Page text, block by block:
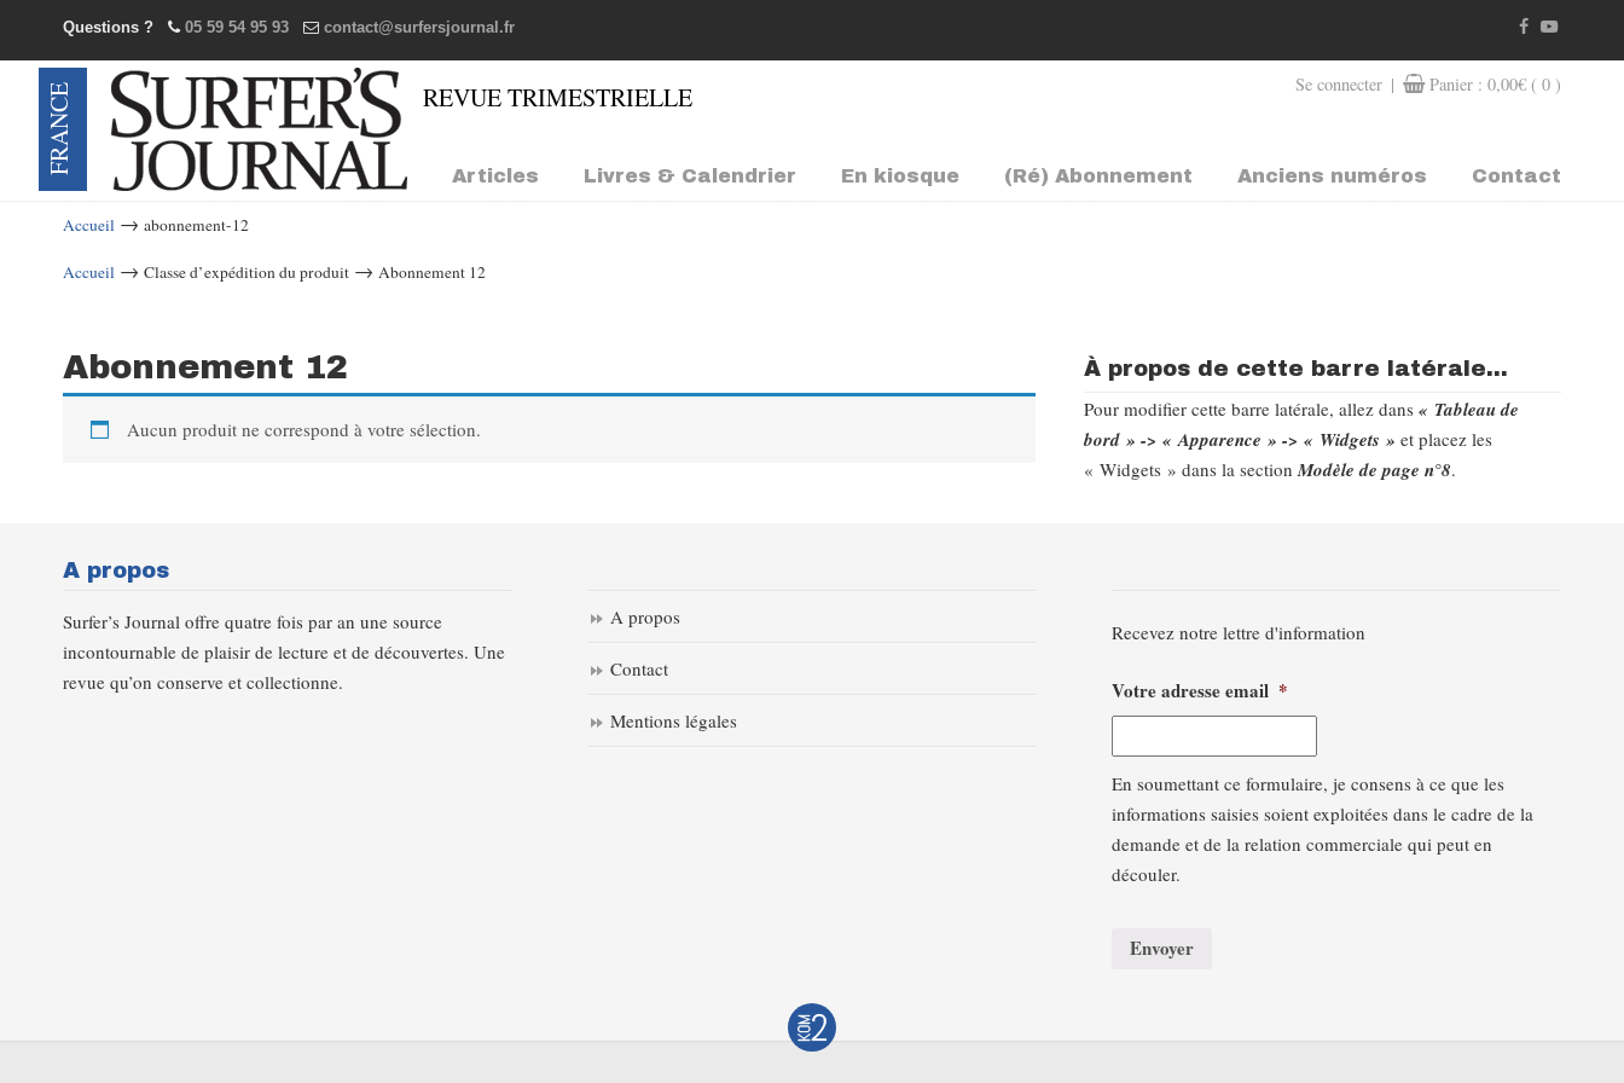
Questions ? 05 59 54 95 93 contact@surfersjournal.fr
Se connecter | Panier : 0,00€ ( 0 )
Articles Livres & Calendrier En kiosque (Ré) Abonnement Anciens numéros Contact
Navigation
Accueil → abonnement-12
Accueil → Classe d’expédition du produit → Abonnement 12
Abonnement 12
Aucun produit ne correspond à votre sélection.
À propos de cette barre latérale...
Pour modifier cette barre latérale, allez dans « Tableau de
bord » -> « Apparence » -> « Widgets » et placez les
« Widgets » dans la sectionModèle de page n°8.
A propos
Surfer’s Journal offre quatre fois par an une source
incontournable de plaisir de lecture et de découvertes. Une
revue qu’on conserve et collectionne.
A propos
Contact
Mentions légales
Recevez notre lettre d'information
Votre adresse email *
En soumettant ce formulaire, je consens à ce que les
informations saisies soient exploitées dans le cadre de la
demande et de la relation commerciale qui peut en
découler.